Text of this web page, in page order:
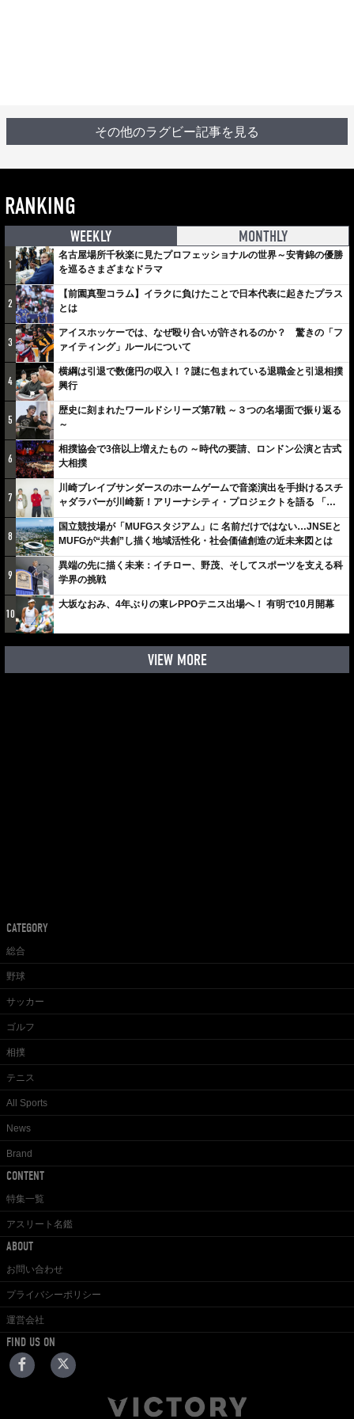
その他のラグビー記事を見る
RANKING
WEEKLY MONTHLY
1
名古屋場所千秋楽に見たプロフェッショナルの世界～安青錦の優勝
を巡るさまざまなドラマ
2
【前園真聖コラム】イラクに負けたことで日本代表に起きたプラス
とは
3
アイスホッケーでは、なぜ殴り合いが許されるのか？ 驚きの「フ
ァイティング」ルールについて
4
横綱は引退で数億円の収入！？謎に包まれている退職金と引退相撲
興行
5
歴史に刻まれたワールドシリーズ第7戦 ～３つの名場面で振り返る
～
6
相撲協会で3倍以上増えたもの ～時代の要請、ロンドン公演と古式
大相撲
7
川崎ブレイブサンダースのホームゲームで音楽演出を手掛けるスチ
ャダラパーが川崎新！アリーナシティ・プロジェクトを語る 「楽
しみでしかないでしょ。川崎は、ずっと成長曲線だから」
8
国立競技場が「MUFGスタジアム」に 名前だけではない…JNSEと
MUFGが“共創”し描く地域活性化・社会価値創造の近未来図とは
9
異端の先に描く未来：イチロー、野茂、そしてスポーツを支える科
学界の挑戦
10
大坂なおみ、4年ぶりの東レPPOテニス出場へ！ 有明で10月開幕
VIEW MORE
CATEGORY
総合
野球
サッカー
ゴルフ
相撲
テニス
All Sports
News
Brand
CONTENT
特集一覧
アスリート名鑑
ABOUT
お問い合わせ
プライバシーポリシー
運営会社
FIND US ON